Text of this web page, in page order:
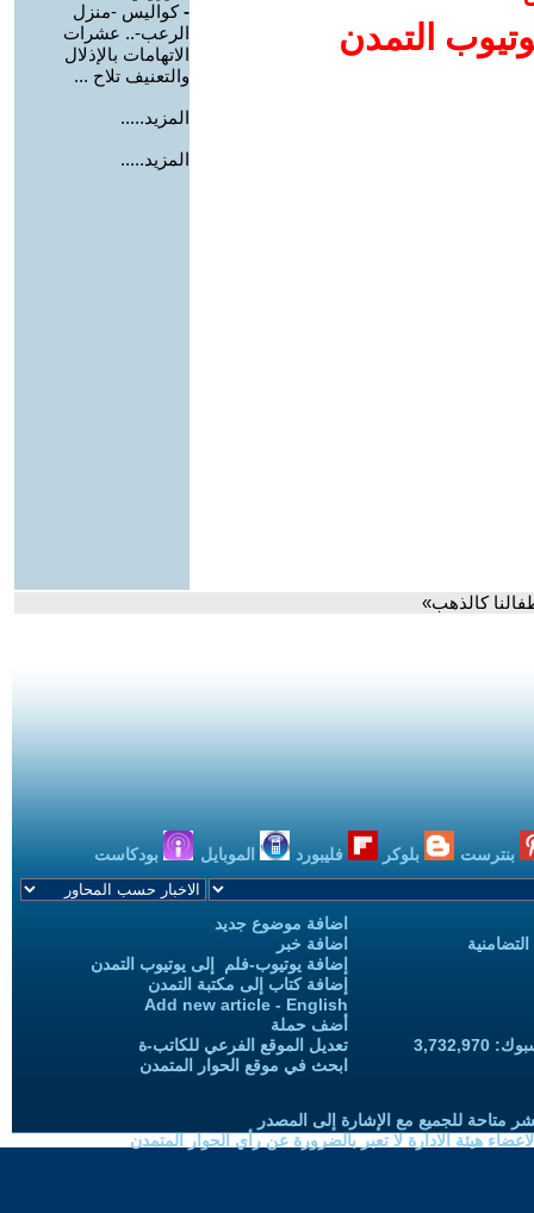
التمدن
-كواليس -منزل
الرعب-.. عشرات
الاتهامات بالإذلال
والتعنيف تلاح ...
المزيد.....
المزيد.....
كالذهب»
بنترست بلوكر فليبورد الموبايل بودكاست
اضافة موضوع جديد
اضافة خبر
إضافة يوتيوب-فلم إلى يوتيوب التمدن
إضافة كتاب إلى مكتبة التمدن
Add new article - English
أضف حملة
تعديل الموقع الفرعي للكاتب-ة
ابحث في موقع الحوار المتمدن
متاحة للجميع مع الإشارة إلى المصدر
هيئة الادارة لا تعبر بالضرورة عن رأي الحوار المتمدن